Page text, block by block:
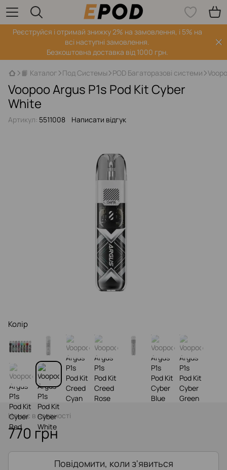
Реєструйся і отримай знижку 2% на замовлення, і 5% на
всі наступні замовлення.
Безкоштовна доставка від 1000 грн.
📙 Каталог Под Системы POD Багаторазові системи
Voopoo Argus P1s Pod Kit Cyber
White
Артикул: 5511008 Написати відгук
Колір
Немає в наявності
770 грн
Повідомити, коли з'явиться